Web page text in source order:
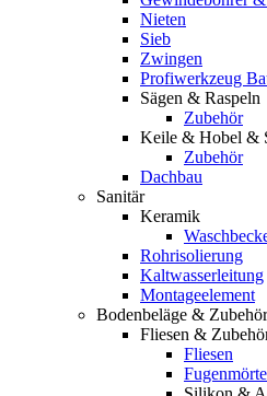
Nieten
Sieb
Zwingen
Profiwerkzeug
Sägen & Raspeln
Zubehör
Keile & Hobel &
Zubehör
Dachbau
Sanitär
Keramik
Rohrisolierung
Kaltwasserleitung
Montageelement
Bodenbeläge & Zubehör
Fliesen &
Fliesen